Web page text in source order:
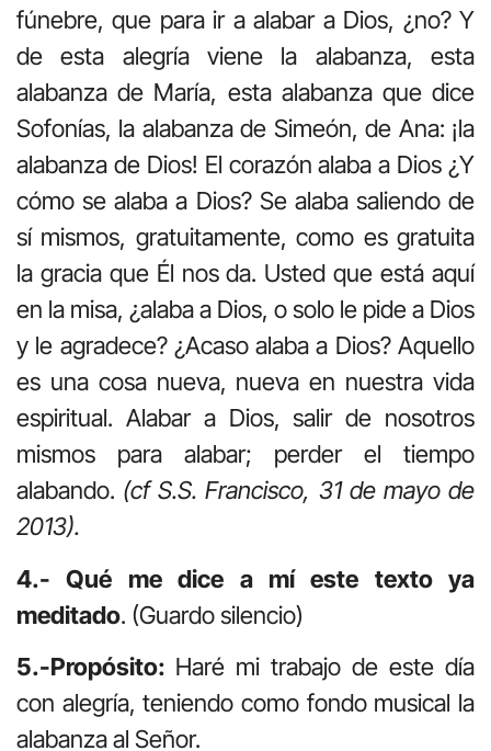
fúnebre, que para ir a alabar a Dios, ¿no? Y
de esta alegría viene la alabanza, esta
alabanza de María, esta alabanza que dice
Sofonías, la alabanza de Simeón, de Ana: ¡la
alabanza de Dios! El corazón alaba a Dios ¿Y
cómo se alaba a Dios? Se alaba saliendo de
sí mismos, gratuitamente, como es gratuita
la gracia que Él nos da. Usted que está aquí
en la misa, ¿alaba a Dios, o solo le pide a Dios
y le agradece? ¿Acaso alaba a Dios? Aquello
es una cosa nueva, nueva en nuestra vida
espiritual. Alabar a Dios, salir de nosotros
mismos para alabar; perder el tiempo
alabando. (cf S.S. Francisco, 31 de mayo de
2013).
4.- Qué me dice a mí este texto ya
meditado. (Guardo silencio)
5.-Propósito: Haré mi trabajo de este día
con alegría, teniendo como fondo musical la
alabanza al Señor.